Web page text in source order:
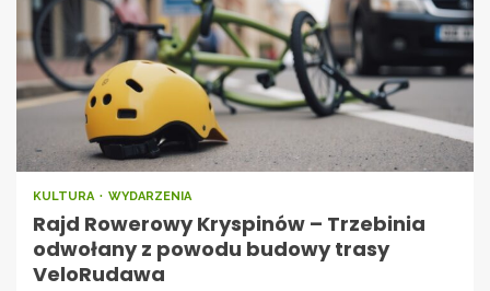
KULTURA WYDARZENIA
Rajd Rowerowy Kryspinów – Trzebinia
odwołany z powodu budowy trasy
VeloRudawa